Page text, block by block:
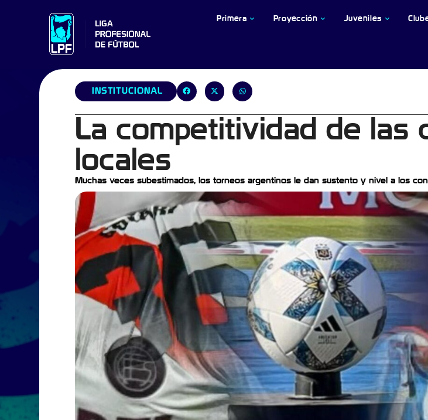
Primera Proyección Juveniles
INSTITUCIONAL
La competitividad de las
locales
Muchas veces subestimados, los torneos argentinos le dan sustento y nivel a los